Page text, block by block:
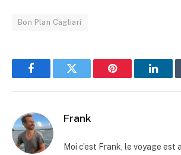
Bon Plan Cagliari
FacebookTwitter Pinterest
Frank
Moi c’est Frank, le voyage est